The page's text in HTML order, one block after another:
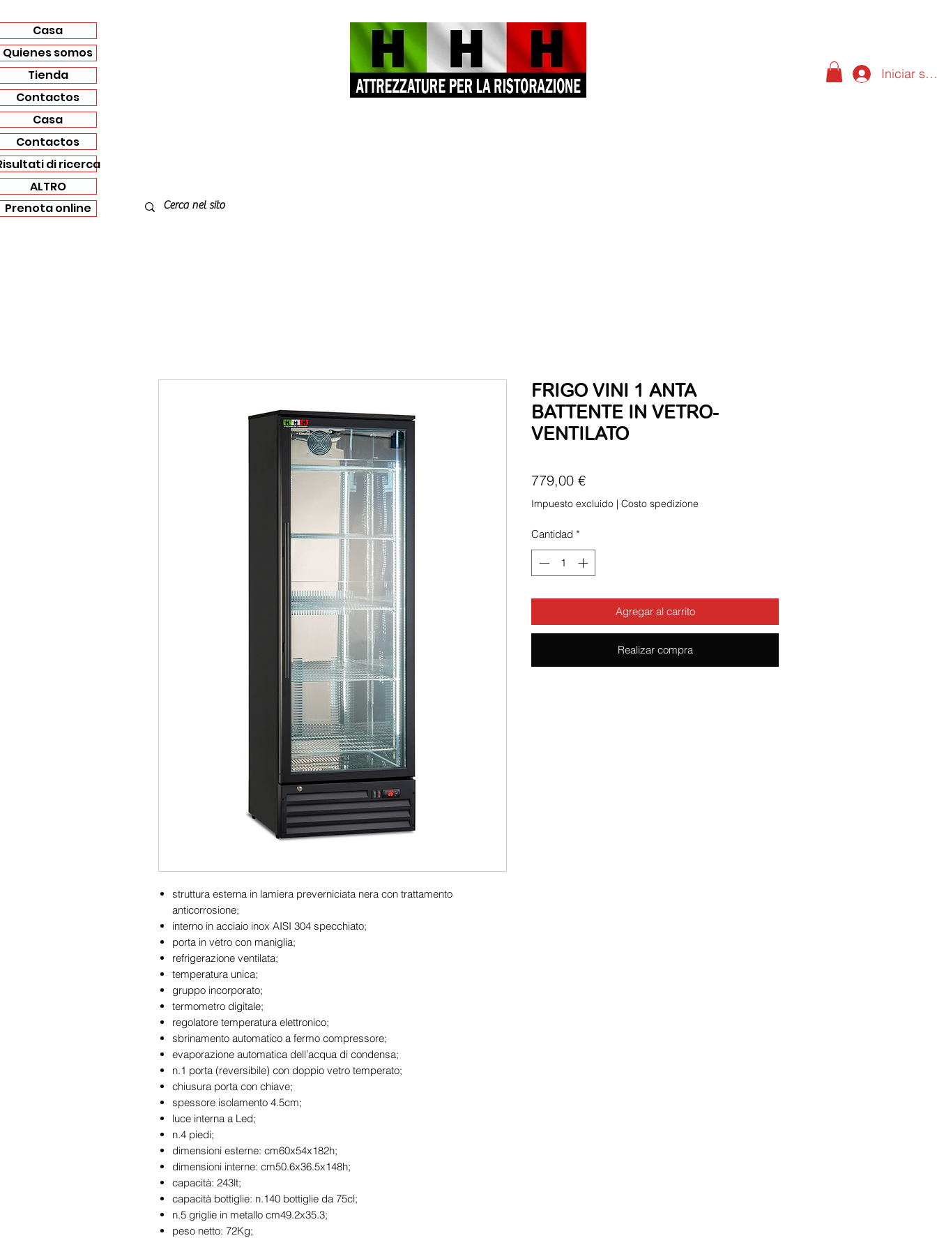
Casa
Quienes somos
Tienda
Contactos
Casa
Contactos
di ricerca
ALTRO
Prenota online
Iniciar
struttura esterna in lamiera preverniciata nera con trattamento
anticorrosione;
interno in acciaio inox AISI 304 specchiato;
porta in vetro con maniglia;
refrigerazione ventilata;
temperatura unica;
gruppo incorporato;
termometro digitale;
regolatore temperatura elettronico;
sbrinamento automatico a fermo compressore;
evaporazione automatica dell’acqua di condensa;
n.1 porta (reversibile) con doppio vetro temperato;
chiusura porta con chiave;
spessore isolamento 4.5cm;
luce interna a Led;
n.4 piedi;
dimensioni esterne: cm60x54x182h;
dimensioni interne: cm50.6x36.5x148h;
capacità: 243lt;
capacità bottiglie: n.140 bottiglie da 75cl;
n.5 griglie in metallo cm49.2x35.3;
peso netto: 72Kg;
FRIGO VINI 1 ANTA
BATTENTE IN VETRO-
VENTILATO
779,00 €Precio
Impuesto excluido | Costo spedizione
Cantidad *
Agregar al carrito
Realizar compra